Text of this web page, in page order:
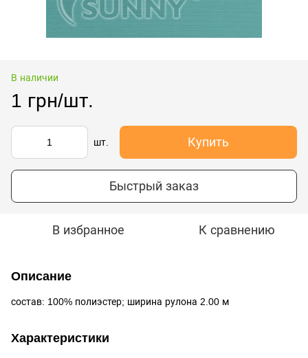
В наличии
1 грн/шт.
шт. Купить
Быстрый заказ
В избранное К сравнению
Описание
состав: 100% полиэстер; ширина рулона 2.00 м
Характеристики